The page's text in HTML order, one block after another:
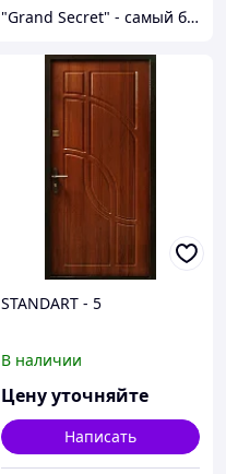
"Grand Secret" - cамый большой специализированный Showroom в Молдове
STANDART - 5
В наличии
Цену уточняйте
Написать